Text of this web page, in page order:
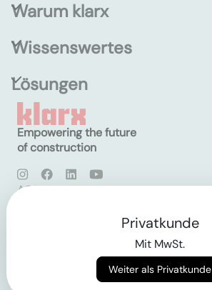
Warum klarx
Wissenswertes
Lösungen
Empowering the future
of construction
AGB
Privatkunde
Mit MwSt.
Weiter als Privatkunde